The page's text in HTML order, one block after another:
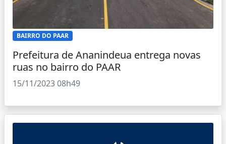
BAIRRO DO PAAR
Prefeitura de Ananindeua entrega novas
ruas no bairro do PAAR
15/11/2023 08h49